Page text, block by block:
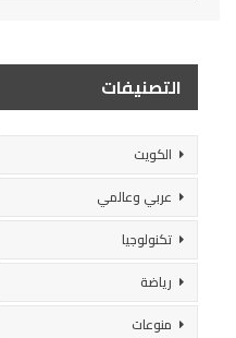
التصنيفات
الكويت
عربي وعالمي
تكنولوجيا
رياضة
منوعات